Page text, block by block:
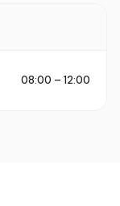
08:00 – 12:00